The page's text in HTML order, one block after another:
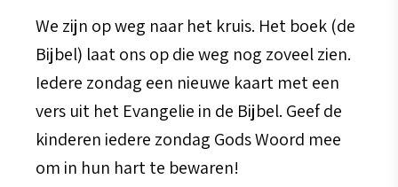
We zijn op weg naar het kruis. Het boek (de
Bijbel) laat ons op die weg nog zoveel zien.
Iedere zondag een nieuwe kaart met een
vers uit het Evangelie in de Bijbel. Geef de
kinderen iedere zondag Gods Woord mee
om in hun hart te bewaren!